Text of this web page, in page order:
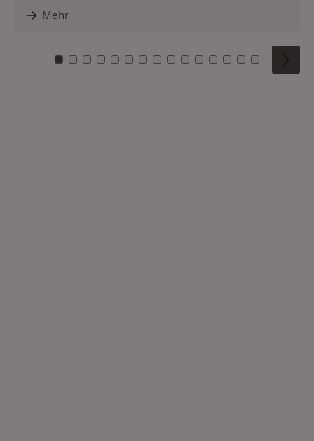
Mehr
Zu Kachel: 0
Zu Kachel: 1
Zu Kachel: 2
Zu Kachel: 3
Zu Kachel: 4
Zu Kachel: 5
Zu Kachel: 6
Zu Kachel: 7
Zu Kachel: 8
Zu Kachel: 9
Zu Kachel: 10
Zu Kachel: 11
Zu Kachel: 12
Zu Kachel:
Zu